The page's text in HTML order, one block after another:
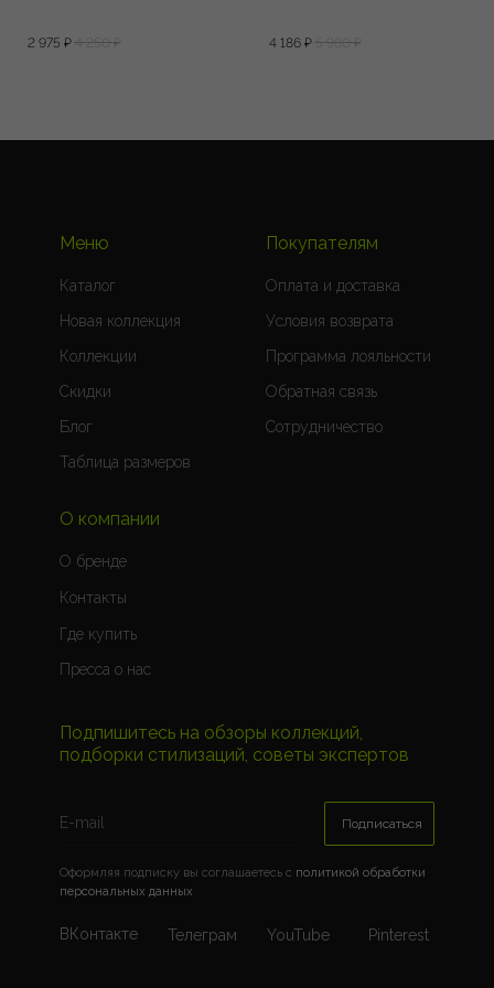
2 975 ₽ 4 250 ₽ 4 186 ₽ 5 980 ₽
Меню
Каталог
Новая коллекция
Коллекции
Скидки
Покупателям
Оплата и доставка
Условия возврата
Программа лояльности
Обратная связь
Сотрудничество
Блог
О компании
Таблица размеров
О бренде
Контакты
Где купить
Пресса о нас
Подпишитесь на обзоры коллекций,
подборки стилизаций, советы экспертов
Оформляя подписку вы соглашаетесь c политикой обработки
персональных данных
ВКонтакте
Подписаться
Телеграм YouTube Pinterest